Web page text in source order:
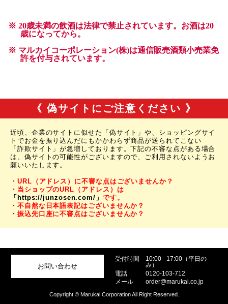
《 偽サイトにご注意ください 》
近頃、企業のサイトに似せた「偽サイト」や、ショッピングサイ
トでお金を振り込んだにもかかわらず商品が送られてこない
「詐欺サイト」が急増しております。下記の不審な点がある場合
は、偽サイトの可能性がございますので、ご利用されないようお
願いいたします。
・URL（アドレス）に不審な点はございませんか？
・当ショップのURL（アドレス）は
「https://junzosen.com/」 です。
・不自然な日本語表記はございませんか？
・振込先口座に不審点はございませんか？
お問い合わせ
受付時間
10:00 - 17:00（平日の
み）
電話
0120-103-712
メール
order@marukai.co.jp
Copyright © Marukai Corporation All Right Reserved.